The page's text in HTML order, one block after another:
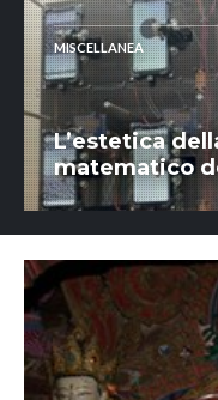
MISCELLANEA
L’estetica
matematico